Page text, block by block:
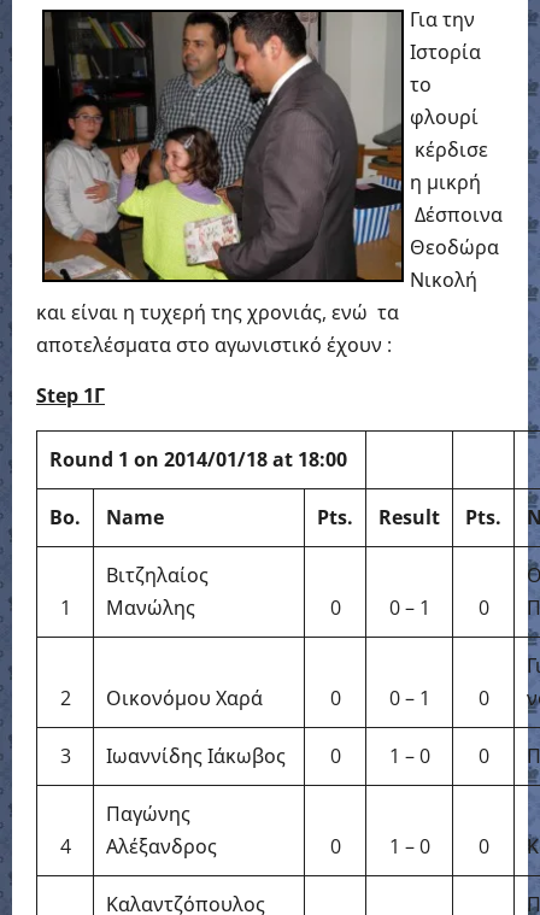
Για την
Ιστορία
το
φλουρί
κέρδισε
η μικρή
Δέσποινα
Θεοδώρα
Νικολή
και είναι η τυχερή της χρονιάς, ενώ τα
αποτελέσματα στο αγωνιστικό έχουν :
Step 1Γ
Round 1 on 2014/01/18 at 18:00
Bo. Name Pts. Result Pts.
1
Βιτζηλαίος
Μανώλης
0 0 – 1 0
2 Οικονόμου Χαρά 0 0 – 1 0
3 Ιωαννίδης Ιάκωβος 0 1 – 0 0
4
Παγώνης
Αλέξανδρος
0 1 – 0 0
Καλαντζόπουλος